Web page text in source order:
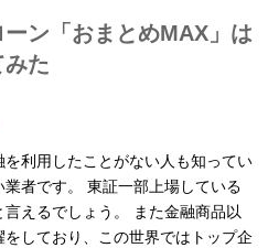
ン「おまとめMAX」は
た
利用したことがない人も知ってい
者です。 東証一部上場している
えるでしょう。 また金融商品以
しており、この世界ではトップ企